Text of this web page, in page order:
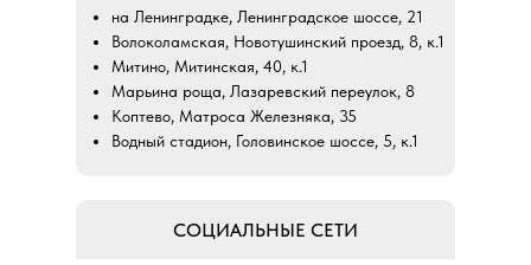
на Ленинградке, Ленинградское шоссе, 21
Волоколамская, Новотушинский проезд, 8, к.1
Митино, Митинская, 40, к.1
Марьина роща, Лазаревский переулок, 8
Коптево, Матроса Железняка, 35
Водный стадион, Головинское шоссе, 5, к.1
СОЦИАЛЬНЫЕ СЕТИ